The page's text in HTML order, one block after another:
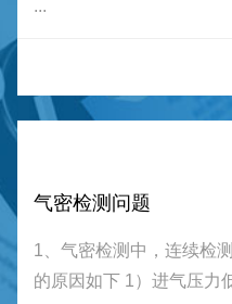
...
气密检测问题
1、气密检测中，连续检
的原因如下 1）进气压力